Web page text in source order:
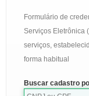
Formulário de
Serviços Eletrônica
serviços,
forma habitual
Buscar cadastro